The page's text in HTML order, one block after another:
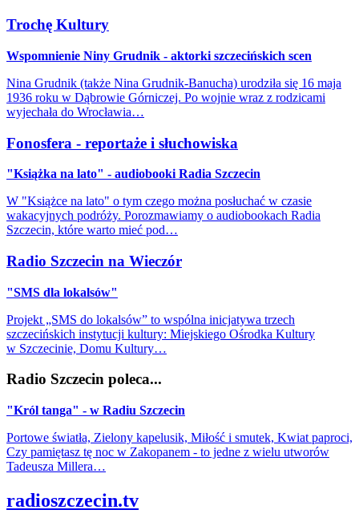
Trochę Kultury
Wspomnienie Niny Grudnik - aktorki szczecińskich scen
Nina Grudnik (także Nina Grudnik-Banucha) urodziła się 16 maja
1936 roku w Dąbrowie Górniczej. Po wojnie wraz z rodzicami
wyjechała do Wrocławia…
Fonosfera - reportaże i słuchowiska
"Książka na lato" - audiobooki Radia Szczecin
W "Książce na lato" o tym czego można posłuchać w czasie
wakacyjnych podróży. Porozmawiamy o audiobookach Radia
Szczecin, które warto mieć pod…
Radio Szczecin na Wieczór
"SMS dla lokalsów"
Projekt „SMS do lokalsów” to wspólna inicjatywa trzech
szczecińskich instytucji kultury: Miejskiego Ośrodka Kultury
w Szczecinie, Domu Kultury…
Radio Szczecin poleca...
"Król tanga" - w Radiu Szczecin
Portowe światła, Zielony kapelusik, Miłość i smutek, Kwiat paproci,
Czy pamiętasz tę noc w Zakopanem - to jedne z wielu utworów
Tadeusza Millera…
radioszczecin.tv